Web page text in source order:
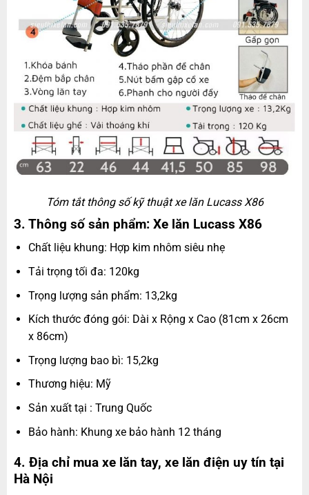
Tóm tắt thông số kỹ thuật xe lăn Lucass X86
3. Thông số sản phẩm: Xe lăn Lucass X86
Chất liệu khung: Hợp kim nhôm siêu nhẹ
Tải trọng tối đa: 120kg
Trọng lượng sản phẩm: 13,2kg
Kích thước đóng gói: Dài x Rộng x Cao (81cm x 26cm
x 86cm)
Trọng lượng bao bì: 15,2kg
Thương hiệu: Mỹ
Sản xuất tại : Trung Quốc
Bảo hành: Khung xe bảo hành 12 tháng
4. Địa chỉ mua xe lăn tay, xe lăn điện uy tín tại
Hà Nội